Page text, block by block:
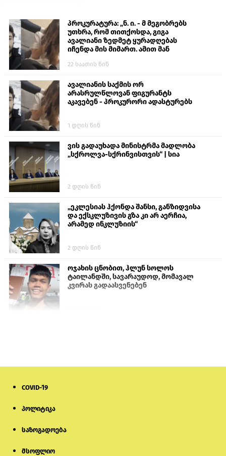
პროკურატურა: „ნ. ი. - მ მეგობრებს
უთხრა, რომ თითქოსდა, გიგა
ავალიანი ზედმეტ ყურადღებას
იჩენდა მის მიმართ. ამით მან
თავს დასხმოდა გიგა ავალიანს“
22 საათის წინ
ავალიანის საქმის ორ
არასრულწლოვან ფიგურანტს
აკავებენ - პროკურორი ადასტურებს
1 დღის წინ
ვის გადაუხადა მინისტრმა მადლობა
„სქროლვა-სქრინვისთვის“ | სია
2 დღის წინ
„ეკლესიას ჰქონდა შანსი, განზიდვისა
და ექსკლუზივის გზა კი არ აერჩია,
არამედ ინკლუზიის“
2 დღის წინ
ოჯახის ცნობით, ჰლუნ სოლოს
ტაილანდში, სავარაუდოდ, მომავალ
კვირას გადაასვენებენ
COVID-19
პოლიტიკა
საზოგადოება
მსოფლიო